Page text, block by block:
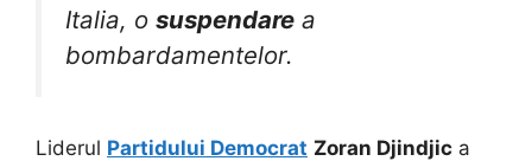
Italia, o suspendare a
bombardamentelor.
Liderul Partidului Democrat Zoran Djindjic a